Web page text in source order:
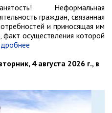
Неформальная
граждан, связанная
и приносящая им
осуществления которой
4 августа 2026 г., в